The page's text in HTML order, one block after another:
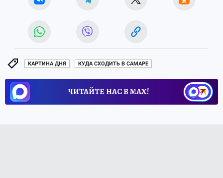
КАРТИНА ДНЯ КУДА СХОДИТЬ В САМАРЕ
ЧИТАЙТЕ НАС В МАХ!